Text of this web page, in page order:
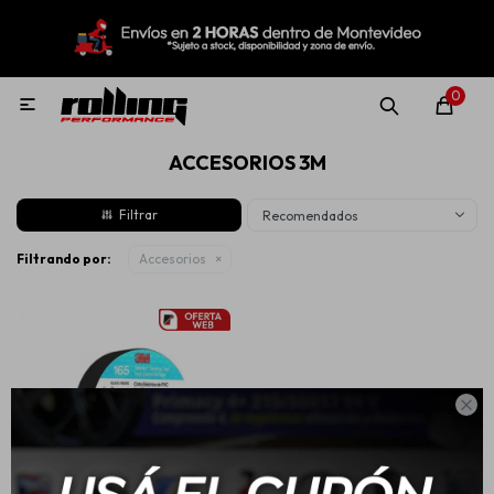

0

ACCESORIOS 3M
Recomendados
Filtrando por: Accesorios
MI CUENTA
Nuevo! Rolling Repuestos
Llantas
Aditivos